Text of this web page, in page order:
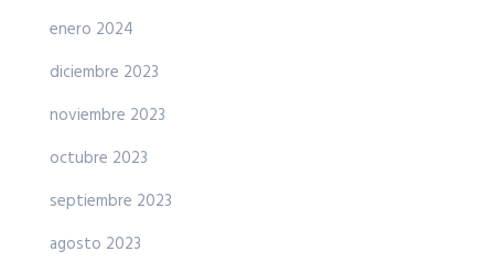
enero 2024
diciembre 2023
noviembre 2023
octubre 2023
septiembre 2023
agosto 2023